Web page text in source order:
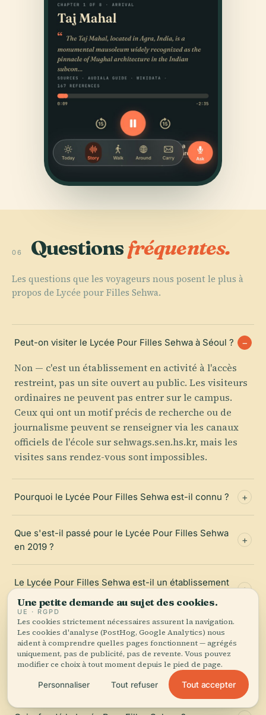
06 Questionsfréquentes.
Les questions que les voyageurs nous posent le plus à
propos de Lycée pour Filles Sehwa.
Peut-on visiter le Lycée Pour Filles Sehwa à Séoul ?
Non — c'est un établissement en activité à l'accès
restreint, pas un site ouvert au public. Les visiteurs
ordinaires ne peuvent pas entrer sur le campus.
Ceux qui ont un motif précis de recherche ou de
journalisme peuvent se renseigner via les canaux
officiels de l'école sur sehwags.sen.hs.kr, mais les
visites sans rendez-vous sont impossibles.
Pourquoi le Lycée Pour Filles Sehwa est-il connu ?
Que s'est-il passé pour le Lycée Pour Filles Sehwa
en 2019 ?
Le Lycée Pour Filles Sehwa est-il un établissement
Comment aller au Lycée Pour Filles Sehwa en métro
?
Que faire près du Lycée Pour Filles Sehwa ?
Une petite demande au sujet des cookies.
UE · RGPD
Les cookies strictement nécessaires assurent la navigation.
Les cookies d'analyse (PostHog, Google Analytics) nous
aident à comprendre quelles pages fonctionnent — agrégés
uniquement, pas de publicité, pas de revente. Vous pouvez
modifier ce choix à tout moment depuis le pied de page.
Personnaliser Tout refuser Tout accepter